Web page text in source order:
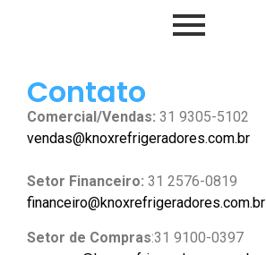
Contato
Comercial/Vendas: 31 9305-5102
vendas@knoxrefrigeradores.com.br
Setor Financeiro: 31 2576-0819
financeiro@knoxrefrigeradores.com.br
Setor de Compras:31 9100-0397